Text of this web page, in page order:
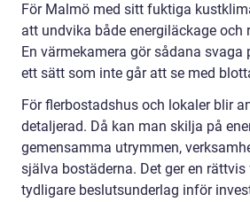
För Malmö med sitt fuktiga
att undvika både energiläckage och
En värmekamera gör sådana svaga
ett sätt som inte går att se med
För flerbostadshus och lokaler blir
detaljerad. Då kan man skilja på
gemensamma utrymmen,
själva bostäderna. Det ger en
tydligare beslutsunderlag inför